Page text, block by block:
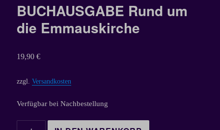
BUCHAUSGABE Rund um
die Emmauskirche
19,90€
zzgl.Versandkosten
Verfügbar bei Nachbestellung
BUCHAUSGABE